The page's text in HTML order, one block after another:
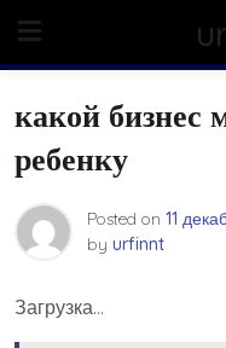
content
какой бизнес
ребенку
Posted on 11
by urfinnt
Загрузка…